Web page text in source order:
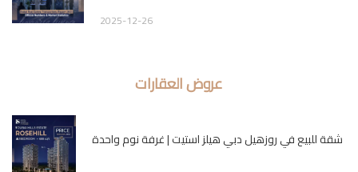
2025-12-26
عروض العقارات
شقة للبيع في روزهيل دبي هيلز استيت | غرفة نوم واحدة